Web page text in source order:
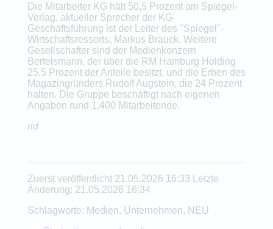
Die Mitarbeiter KG hält 50,5 Prozent am Spiegel-
Verlag, aktueller Sprecher der KG-
Geschäftsführung ist der Leiter des "Spiegel"-
Wirtschaftsressorts, Markus Brauck. Weitere
Gesellschafter sind der Medienkonzern
Bertelsmann, der über die RM Hamburg Holding
25,5 Prozent der Anteile besitzt, und die Erben des
Magazingründers Rudolf Augstein, die 24 Prozent
halten. Die Gruppe beschäftigt nach eigenen
Angaben rund 1.400 Mitarbeitende.
rid
Zuerst veröffentlicht 21.05.2026 16:33 Letzte
Änderung: 21.05.2026 16:34
Schlagworte: Medien, Unternehmen, NEU